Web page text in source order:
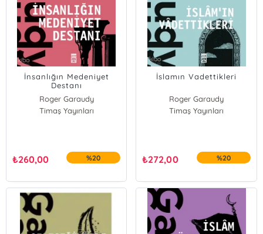
İnsanlığın Medeniyet
Destanı
Roger Garaudy
Timaş Yayınları
₺260,00 %20
İslamın Vadettikleri
Roger Garaudy
Timaş Yayınları
₺272,00 %20